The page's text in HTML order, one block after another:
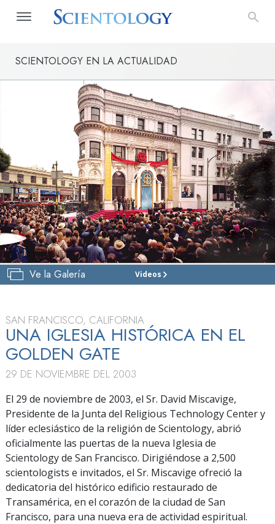
SCIENTOLOGY EN LA ACTUALIDAD
Ve la Galería Videos
IGLESIA
DE
SAN
FRANCISCO
SAN FRANCISCO, CALIFORNIA
UNA IGLESIA HISTÓRICA EN EL
GOLDEN GATE
29 DE NOVIEMBRE DEL 2003
El 29 de noviembre de 2003, el Sr. David Miscavige,
Presidente de la Junta del Religious Technology Center y
líder eclesiástico de la religión de Scientology, abrió
oficialmente las puertas de la nueva Iglesia de
Scientology de San Francisco. Dirigiéndose a 2,500
scientologists e invitados, el Sr. Miscavige ofreció la
dedicatoria del histórico edificio restaurado de
Transamérica, en el corazón de la ciudad de San
Francisco, para una nueva era de actividad espiritual.